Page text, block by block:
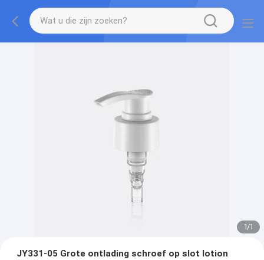
1/1
JY331-05 Grote ontlading schroef op slot lotion